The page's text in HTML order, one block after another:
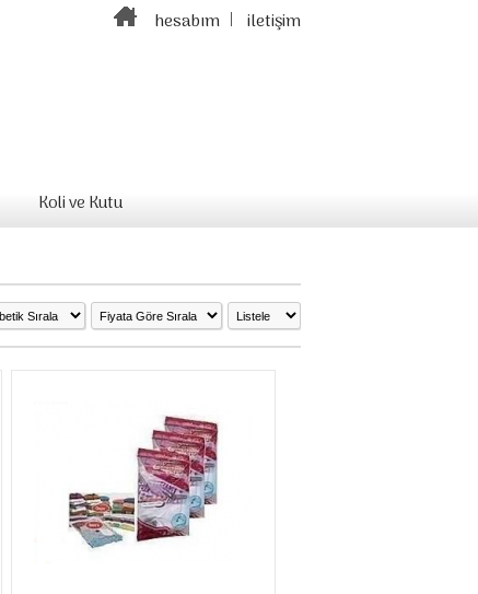
hesabım iletişim
Koli ve Kutu